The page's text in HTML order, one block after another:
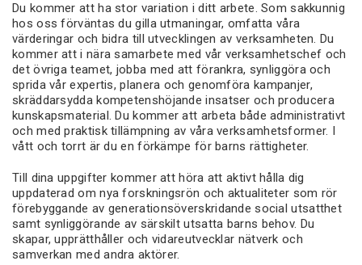
Du kommer att ha stor variation i ditt arbete. Som sakkunnig
hos oss förväntas du gilla utmaningar, omfatta våra
värderingar och bidra till utvecklingen av verksamheten. Du
kommer att i nära samarbete med vår verksamhetschef och
det övriga teamet, jobba med att förankra, synliggöra och
sprida vår expertis, planera och genomföra kampanjer,
skräddarsydda kompetenshöjande insatser och producera
kunskapsmaterial. Du kommer att arbeta både administrativt
och med praktisk tillämpning av våra verksamhetsformer. I
vått och torrt är du en förkämpe för barns rättigheter.
Till dina uppgifter kommer att höra att aktivt hålla dig
uppdaterad om nya forskningsrön och aktualiteter som rör
förebyggande av generationsöverskridande social utsatthet
samt synliggörande av särskilt utsatta barns behov. Du
skapar, upprätthåller och vidareutvecklar nätverk och
samverkan med andra aktörer.